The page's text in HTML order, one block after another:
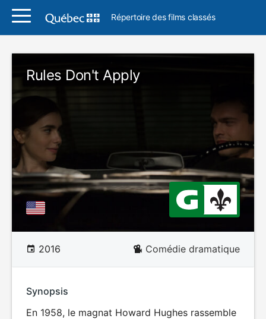
Répertoire des films classés
Rules Don't Apply
2016 Comédie dramatique
Synopsis
En 1958, le magnat Howard Hughes rassemble